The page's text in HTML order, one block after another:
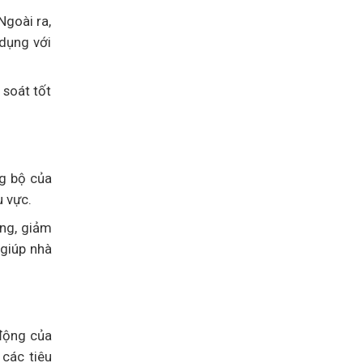
ra,
với
soát tốt
bộ của
vực.
giảm
nhà
của
tiêu